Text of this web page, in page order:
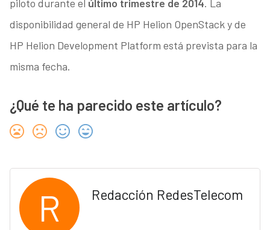
piloto durante el último trimestre de 2014. La
disponibilidad general de HP Helion OpenStack y de
HP Helion Development Platform está prevista para la
misma fecha.
¿Qué te ha parecido este artículo?
R Redacción RedesTelecom